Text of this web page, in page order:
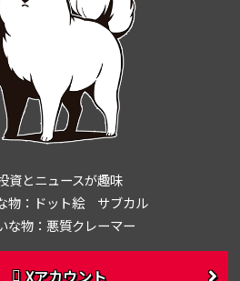
資とニュースが趣味
物：ドット絵 サブカル
な物：悪質クレーマー
Xアカウント